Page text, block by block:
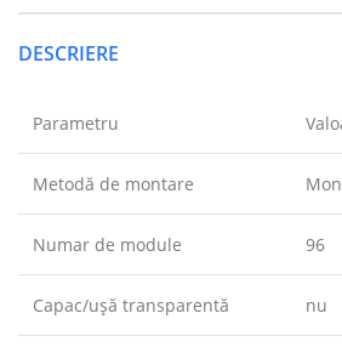
DESCRIERE
Parametru
Metodă de montare
Numar de module 96
Capac/ușă transparentă nu